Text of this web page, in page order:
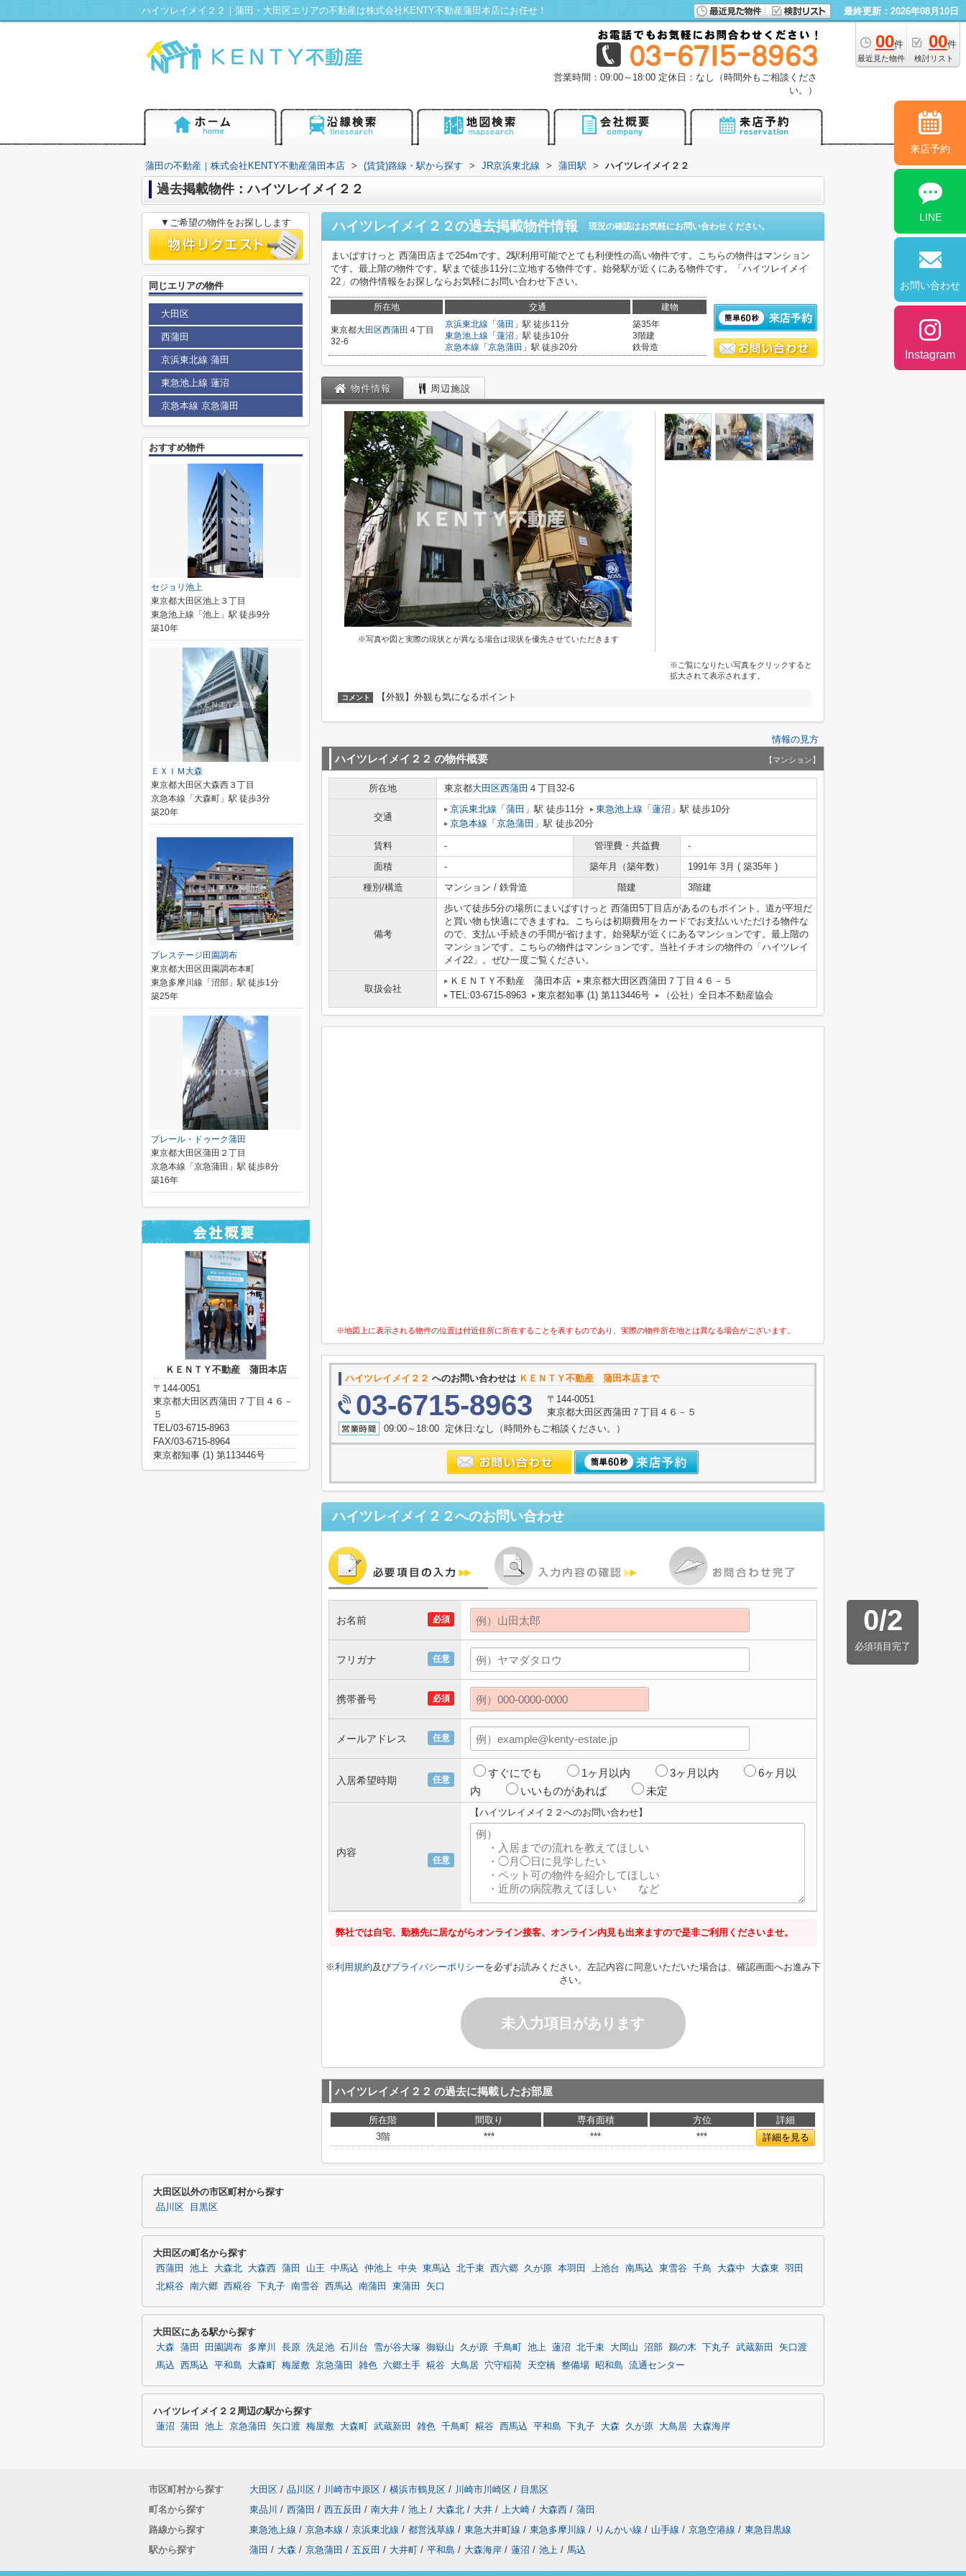
ハイツレイメイ２２｜蒲田・大田区エリアの不動産は株式会社KENTY不動産蒲田本店にお任せ！ 最終更新：2026年08月10日
00件
最近見た物件
00件
検討リスト
営業時間：09:00～18:00 定休日：なし（時間外もご相談くださ
い。）
蒲田の不動産｜株式会社KENTY不動産蒲田本店 > (賃貸)路線・駅から探す > JR京浜東北線 > 蒲田駅 > ハイツレイメイ２２
過去掲載物件：ハイツレイメイ２２
ハイツレイメイ２２の過去掲載物件情報 現況の確認はお気軽にお問い合わせください。
まいばすけっと 西蒲田店まで254mです。2駅利用可能でとても利便性の高い物件です。こちらの物件はマンション
です。最上階の物件です。駅まで徒歩11分に立地する物件です。始発駅が近くにある物件です。「ハイツレイメイ
22」の物件情報をお探しならお気軽にお問い合わせ下さい。
所在地 交通 建物
東京都大田区西蒲田 ４丁目
32-6
京浜東北線 「 蒲田 」駅 徒歩11分
東急池上線 「 蓮沼 」駅 徒歩10分
京急本線 「 京急蒲田 」駅 徒歩20分
築35年
3階建
鉄骨造
物件情報 周辺施設
※写真や図と実際の現状とが異なる場合は現状を優先させていただきます
※ご覧になりたい写真をクリックすると
拡大されて表示されます。
コメント 【外観】外観も気になるポイント
情報の見方
ハイツレイメイ２２ の物件概要 【マンション】
所在地 東京都大田区西蒲田 ４丁目32-6
交通
京浜東北線 「 蒲田 」駅 徒歩11分 東急池上線 「 蓮沼 」駅 徒歩10分
京急本線 「 京急蒲田 」駅 徒歩20分
賃料 - 管理費・共益費
-
面積
- 築年月（築年数）
1991年 3月 ( 築35年 )
種別/構造
マンション / 鉄骨造 階建 3階建
備考
歩いて徒歩5分の場所にまいばすけっと 西蒲田5丁目店があるのもポイント。道が平坦だ
と買い物も快適にできますね。こちらは初期費用をカードでお支払いいただける物件な
ので、支払い手続きの手間が省けます。始発駅が近くにあるマンションです。最上階の
マンションです。こちらの物件はマンションです。当社イチオシの物件の「ハイツレイ
メイ22」。ぜひ一度ご覧ください。
取扱会社
ＫＥＮＴＹ不動産 蒲田本店
東京都大田区西蒲田７丁目４６－５
TEL:03-6715-8963
東京都知事 (1) 第113446号 （公社）全日本不動産協会
※地図上に表示される物件の位置は付近住所に所在することを表すものであり、実際の物件所在地とは異なる場合がございます。
ハイツレイメイ２２ へのお問い合わせは ＫＥＮＴＹ不動産 蒲田本店まで
03-6715-8963
〒144-0051
東京都大田区西蒲田７丁目４６－５
09:00～18:00 定休日:なし（時間外もご相談ください。）
ハイツレイメイ２２へのお問い合わせ
0/2
必須項目完了
必須
お名前
任意
フリガナ
必須
携帯番号
任意
メールアドレス
任意
入居希望時期
すぐにでも 1ヶ月以内 3ヶ月以内
6ヶ月以
内
いいものがあれば 未定
任意
内容
【ハイツレイメイ２２へのお問い合わせ】
弊社では自宅、勤務先に居ながらオンライン接客、オンライン内見も出来ますので是非ご利用くださいませ。
※利用規約及びプライバシーポリシーを必ずお読みください。左記内容に同意いただいた場合は、確認画面へお進み下
さい。
未入力項目があります
ハイツレイメイ２２ の過去に掲載したお部屋
所在階 間取り 専有面積 方位
詳細
3階
*** *** *** 詳細を見る
▼ご希望の物件をお探しします
同じエリアの物件
大田区
西蒲田
京浜東北線 蒲田
東急池上線 蓮沼
京急本線 京急蒲田
おすすめ物件
セジョリ池上
東京都大田区池上３丁目
東急池上線「池上」駅 徒歩9分
築10年
ＥＸＩＭ大森
東京都大田区大森西３丁目
京急本線「大森町」駅 徒歩3分
築20年
プレステージ田園調布
東京都大田区田園調布本町
東急多摩川線「沼部」駅 徒歩1分
築25年
プレール・ドゥーク蒲田
東京都大田区蒲田２丁目
京急本線「京急蒲田」駅 徒歩8分
築16年
ＫＥＮＴＹ不動産 蒲田本店
〒144-0051
東京都大田区西蒲田７丁目４６－
５
TEL/03-6715-8963
FAX/03-6715-8964
東京都知事 (1) 第113446号
大田区以外の市区町村から探す
品川区 目黒区
大田区の町名から探す
西蒲田 池上 大森北 大森西 蒲田 山王 中馬込 仲池上 中央 東馬込 北千束 西六郷 久が原 本羽田 上池台 南馬込 東雪谷 千鳥 大森中 大森東
羽田
北糀谷 南六郷 西糀谷 下丸子 南雪谷 西馬込 南蒲田 東蒲田 矢口
大田区にある駅から探す
大森 蒲田 田園調布 多摩川 長原 洗足池 石川台 雪が谷大塚 御嶽山 久が原 千鳥町 池上 蓮沼 北千束 大岡山 沼部 鵜の木 下丸子 武蔵新田
矢口渡
馬込
西馬込 平和島 大森町 梅屋敷 京急蒲田 雑色 六郷土手 糀谷 大鳥居 穴守稲荷 天空橋 整備場 昭和島 流通センター
ハイツレイメイ２２周辺の駅から探す
蓮沼 蒲田 池上 京急蒲田 矢口渡 梅屋敷 大森町 武蔵新田 雑色 千鳥町 糀谷 西馬込 平和島 下丸子 大森 久が原 大鳥居 大森海岸
市区町村から探す 大田区 / 品川区 / 川崎市中原区 / 横浜市鶴見区 / 川崎市川崎区 / 目黒区
町名から探す
東品川 / 西蒲田 / 西五反田 / 南大井 / 池上 / 大森北 / 大井 / 上大崎 / 大森西 / 蒲田
路線から探す
東急池上線 / 京急本線 / 京浜東北線 / 都営浅草線 / 東急大井町線 / 東急多摩川線 / りんかい線 / 山手線 / 京急空港線 / 東急目黒線
駅から探す
蒲田 / 大森 / 京急蒲田 / 五反田 / 大井町 / 平和島 / 大森海岸 / 蓮沼 / 池上 / 馬込
来店予約
LINE
お問い合わせ
Instagram